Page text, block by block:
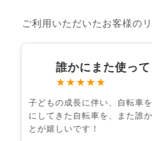
ご利用いただいたお客様の
誰かにまた使って
★★★★★
子どもの成長に伴い、自転車
にしてきた自転車を、また誰
とが嬉しいです！